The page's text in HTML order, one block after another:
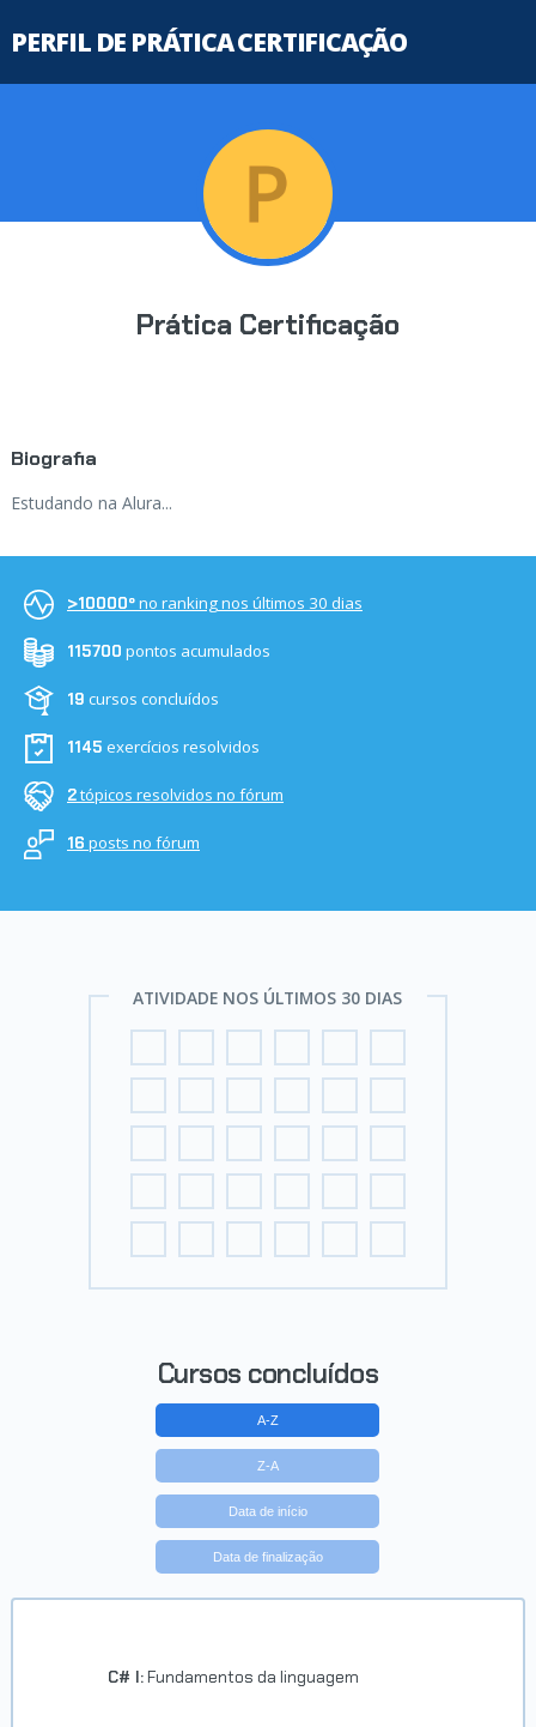
PERFIL DE PRÁTICA CERTIFICAÇÃO
Prática Certificação
Biografia
Estudando na Alura...
>10000ºno ranking nos últimos 30 dias
115700 pontos acumulados
19 cursos concluídos
1145 exercícios resolvidos
2tópicos resolvidos no fórum
16 posts no fórum
ATIVIDADE NOS ÚLTIMOS 30 DIAS
Cursos concluídos
A-Z
Z-A
Data de início
Data de finalização
C# I: Fundamentos da linguagem